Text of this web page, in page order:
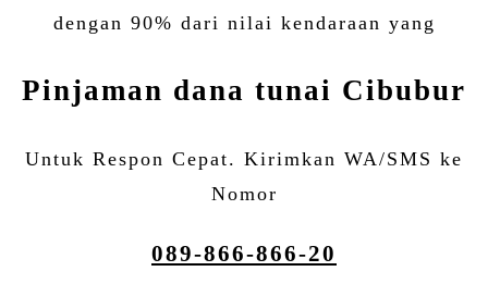
dengan 90% dari nilai kendaraan yang
Pinjaman dana tunai Cibubur
Untuk Respon Cepat. Kirimkan WA/SMS ke
Nomor
089-866-866-20